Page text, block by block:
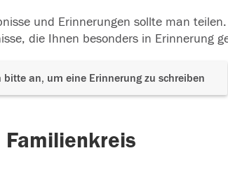
und Erinnerungen sollte man teilen.
die Ihnen besonders in Erinnerung
bitte an, um eine Erinnerung zu schreiben
Familienkreis